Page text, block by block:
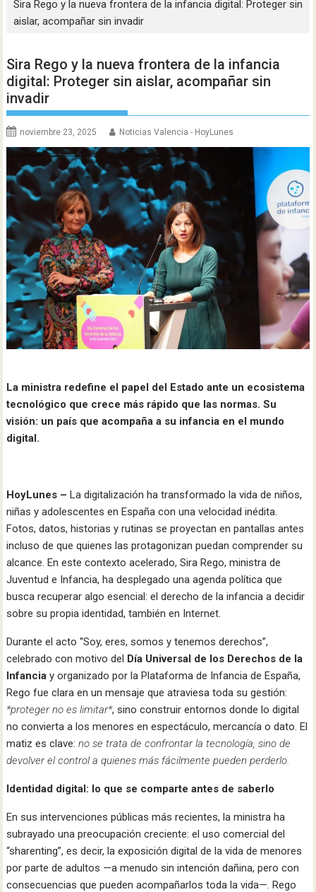
Sira Rego y la nueva frontera de la infancia digital: Proteger sin
aislar, acompañar sin invadir
Sira Rego y la nueva frontera de la infancia
digital: Proteger sin aislar, acompañar sin
invadir
noviembre 23, 2025 Noticias Valencia - HoyLunes
La ministra redefine el papel del Estado ante un ecosistema
tecnológico que crece más rápido que las normas. Su
visión: un país que acompaña a su infancia en el mundo
digital.
HoyLunes – La digitalización ha transformado la vida de niños,
niñas y adolescentes en España con una velocidad inédita.
Fotos, datos, historias y rutinas se proyectan en pantallas antes
incluso de que quienes las protagonizan puedan comprender su
alcance. En este contexto acelerado, Sira Rego, ministra de
Juventud e Infancia, ha desplegado una agenda política que
busca recuperar algo esencial: el derecho de la infancia a decidir
sobre su propia identidad, también en Internet.
Durante el acto “Soy, eres, somos y tenemos derechos”,
celebrado con motivo del Día Universal de los Derechos de la
Infancia y organizado por la Plataforma de Infancia de España,
Rego fue clara en un mensaje que atraviesa toda su gestión:
*proteger no es limitar*, sino construir entornos donde lo digital
no convierta a los menores en espectáculo, mercancía o dato. El
matiz es clave:no se trata de confrontar la tecnología, sino de
devolver el control a quienes más fácilmente pueden perderlo.
Identidad digital: lo que se comparte antes de saberlo
En sus intervenciones públicas más recientes, la ministra ha
subrayado una preocupación creciente: el uso comercial del
“sharenting”, es decir, la exposición digital de la vida de menores
por parte de adultos —a menudo sin intención dañina, pero con
consecuencias que pueden acompañarlos toda la vida—. Rego